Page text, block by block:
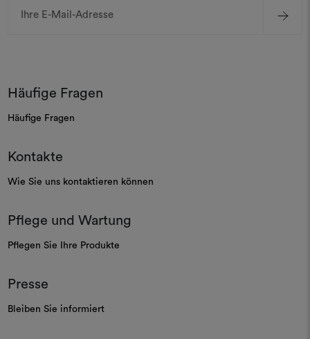
Mail-
Häufige Fragen
Häufige Fragen
Kontakte
Wie Sie uns kontaktieren können
Pflege und Wartung
Pflegen Sie Ihre Produkte
Presse
Bleiben Sie informiert